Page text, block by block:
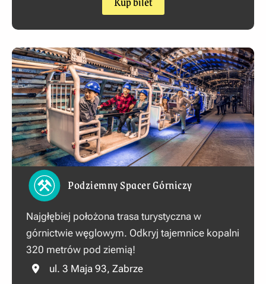
Podziemny Spacer Górniczy
Najgłębiej położona trasa turystyczna w
górnictwie węglowym. Odkryj tajemnice kopalni
320 metrów pod ziemią!
ul. 3 Maja 93, Zabrze